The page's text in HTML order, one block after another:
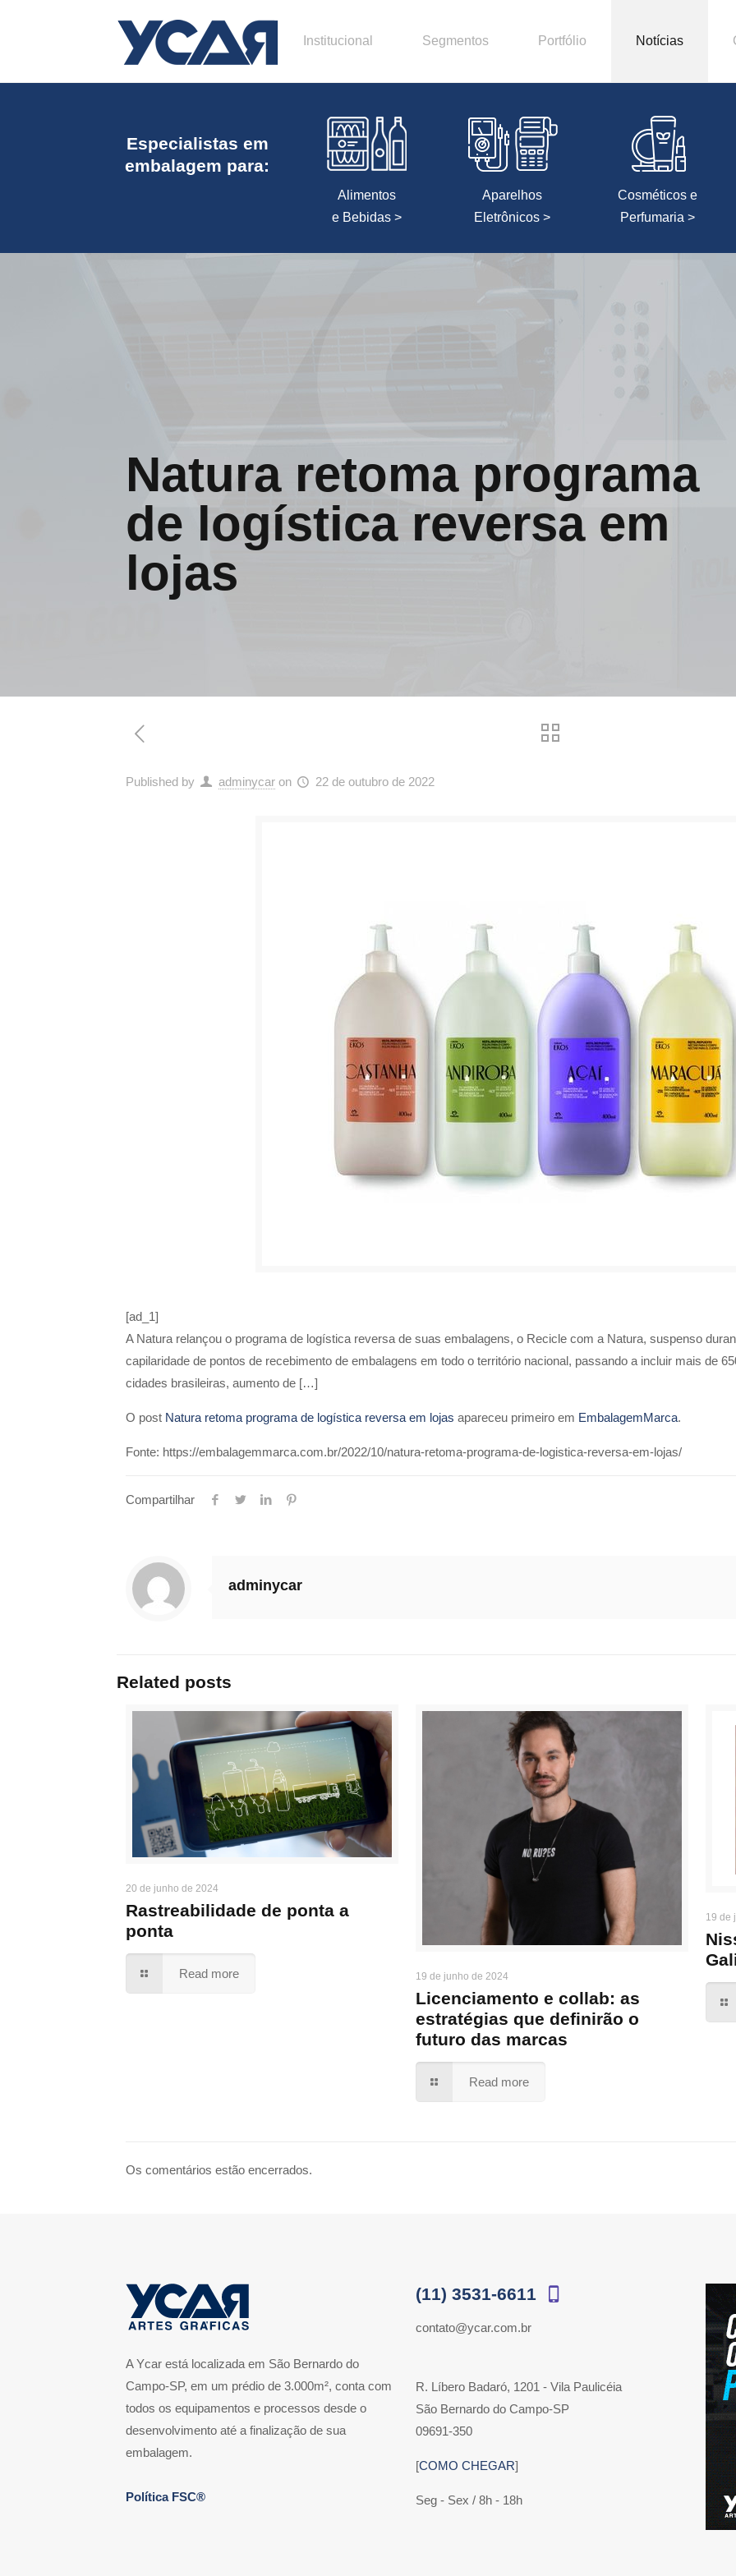
Institucional Segmentos Portfólio Notícias
Especialistas em
embalagem para:
Alimentos
e Bebidas >
Aparelhos
Eletrônicos >
Cosméticos e
Perfumaria >
Natura retoma programa
de logística reversa em
lojas
Published by adminycar on 22 de outubro de 2022
[ad_1]
A Natura relançou o programa de logística reversa de suas embalagens, o Recicle com a Natura, suspenso
capilaridade de pontos de recebimento de embalagens em todo o território nacional, passando a incluir mais de
cidades brasileiras, aumento de […]
O post Natura retoma programa de logística reversa em lojas apareceu primeiro em EmbalagemMarca.
Fonte: https://embalagemmarca.com.br/2022/10/natura-retoma-programa-de-logistica-reversa-em-lojas/
Compartilhar
adminycar
Related posts
20 de junho de 2024
Rastreabilidade de ponta a
ponta
Read more 19 de junho de 2024
Licenciamento e collab: as
estratégias que definirão o
futuro das marcas
Read more
19 de
Os comentários estão encerrados.
A Ycar está localizada em São Bernardo do
Campo-SP, em um prédio de 3.000m², conta com
todos os equipamentos e processos desde o
desenvolvimento até a finalização de sua
embalagem.
Política FSC®
(11) 3531-6611
contato@ycar.com.br
R. Líbero Badaró, 1201 - Vila Paulicéia
São Bernardo do Campo-SP
09691-350
[COMO CHEGAR]
Seg - Sex / 8h - 18h